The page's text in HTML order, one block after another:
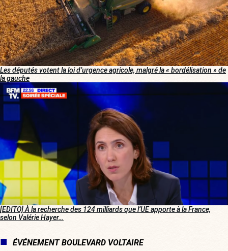
Les députés votent la loi d’urgence agricole, malgré la « bordélisation » de
la gauche
[EDITO] À la recherche des 124 milliards que l’UE apporte à la France,
selon Valérie Hayer…
ÉVÉNEMENT BOULEVARD VOLTAIRE